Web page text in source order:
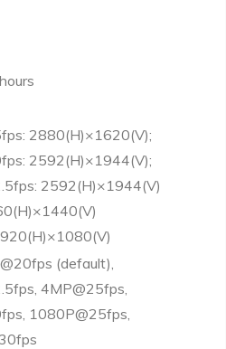
2880(H)×1620(V);
2592(H)×1944(V);
2592(H)×1944(V)
(default),
4MP@25fps,
1080P@25fps,